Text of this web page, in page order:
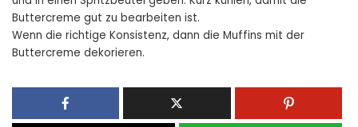
Buttercreme gut zu bearbeiten ist.
Wenn die richtige Konsistenz, dann die Muffins mit der
Buttercreme dekorieren.